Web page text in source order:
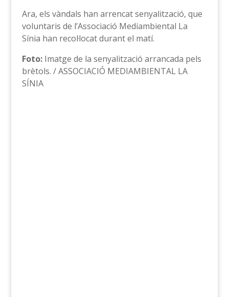
Ara, els vàndals han arrencat senyalització, que
voluntaris de l’Associació Mediambiental La
Sínia han recol·locat durant el matí.
Foto:Imatge de la senyalització arrancada pels
brètols. / ASSOCIACIÓ MEDIAMBIENTAL LA
SÍNIA